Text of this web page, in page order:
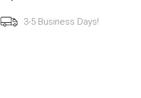
3-5 Business Days!